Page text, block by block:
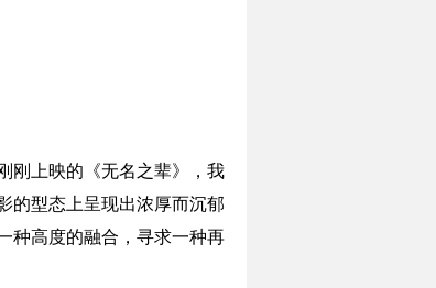
刚上映的《无名之辈》，我
的型态上呈现出浓厚而沉郁
种高度的融合，寻求一种再